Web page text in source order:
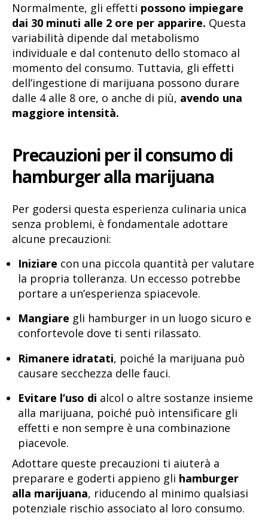
Normalmente, gli effetti possono impiegare
dai 30 minuti alle 2 ore per apparire. Questa
variabilità dipende dal metabolismo
individuale e dal contenuto dello stomaco al
momento del consumo. Tuttavia, gli effetti
dell’ingestione di marijuana possono durare
dalle 4 alle 8 ore, o anche di più, avendo una
maggiore intensità.
Precauzioni per il consumo di
hamburger alla marijuana
Per godersi questa esperienza culinaria unica
senza problemi, è fondamentale adottare
alcune precauzioni:
Iniziare con una piccola quantità per valutare
la propria tolleranza. Un eccesso potrebbe
portare a un’esperienza spiacevole.
Mangiare gli hamburger in un luogo sicuro e
confortevole dove ti senti rilassato.
Rimanere idratati, poiché la marijuana può
causare secchezza delle fauci.
Evitare l’uso di alcol o altre sostanze insieme
alla marijuana, poiché può intensificare gli
effetti e non sempre è una combinazione
piacevole.
Adottare queste precauzioni ti aiuterà a
preparare e goderti appieno gli hamburger
alla marijuana, riducendo al minimo qualsiasi
potenziale rischio associato al loro consumo.